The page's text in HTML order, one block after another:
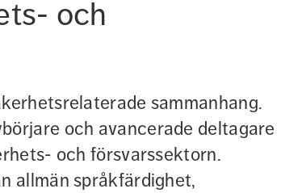
och
sammanhang.
och avancerade deltagare
och försvarssektorn.
allmän språkfärdighet,